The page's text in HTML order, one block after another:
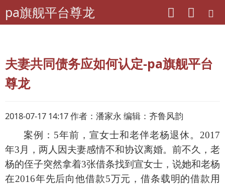
pa旗舰平台尊龙
pa旗舰平台尊龙 老年期刊联盟
夫妻共同债务应如何认定-pa旗舰平台
尊龙
2018-07-17 14:17 作者：潘家永 编辑：齐鲁风韵
案例： 5年前，宣女士和老伴老杨退休。2017
年3月，两人因夫妻感情不和协议离婚。前不久，老
杨的侄子突然拿着3张借条找到宣女士，说她和老杨
在2016年先后向他借款5万元，借条载明的借款用